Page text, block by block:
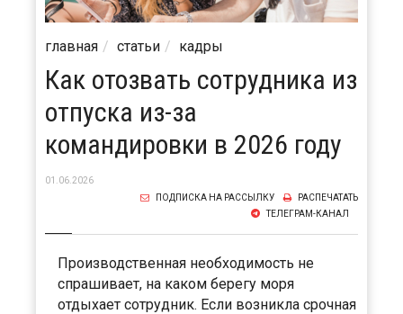
главная статьи кадры
Как отозвать сотрудника из
отпуска из-за
командировки в 2026 году
01.06.2026
РАСПЕЧАТАТЬ
ПОДПИСКА НА РАССЫЛКУ
ТЕЛЕГРАМ-КАНАЛ
Производственная необходимость не
спрашивает, на каком берегу моря
отдыхает сотрудник. Если возникла срочная